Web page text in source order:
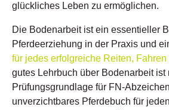
glückliches Leben zu ermöglichen.
Die Bodenarbeit ist ein essentieller
Pferdeerziehung in der Praxis und
für jedes erfolgreiche Reiten,
gutes Lehrbuch über Bodenarbeit ist
Prüfungsgrundlage für FN-
unverzichtbares Pferdebuch für